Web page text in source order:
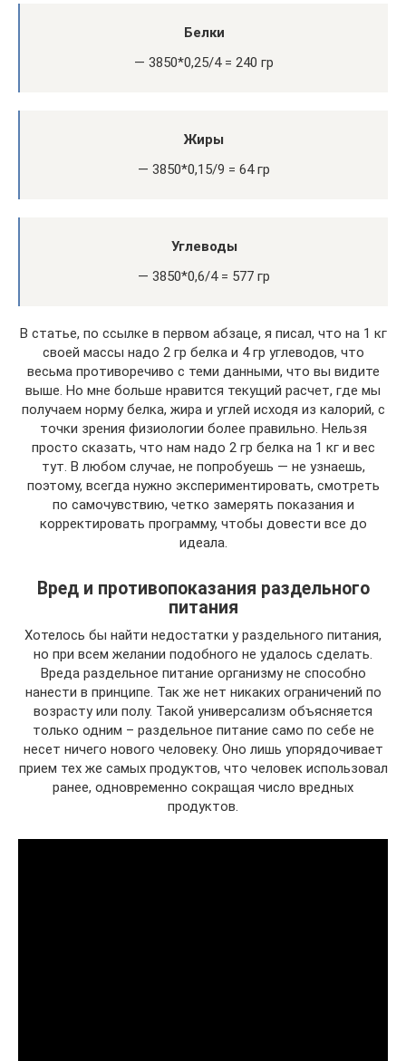
Белки
— 3850*0,25/4 = 240 гр
Жиры
— 3850*0,15/9 = 64 гр
Углеводы
— 3850*0,6/4 = 577 гр
В статье, по ссылке в первом абзаце, я писал, что на 1 кг
своей массы надо 2 гр белка и 4 гр углеводов, что
весьма противоречиво с теми данными, что вы видите
выше. Но мне больше нравится текущий расчет, где мы
получаем норму белка, жира и углей исходя из калорий, с
точки зрения физиологии более правильно. Нельзя
просто сказать, что нам надо 2 гр белка на 1 кг и вес
тут. В любом случае, не попробуешь — не узнаешь,
поэтому, всегда нужно экспериментировать, смотреть
по самочувствию, четко замерять показания и
корректировать программу, чтобы довести все до
идеала.
Вред и противопоказания раздельного
питания
Хотелось бы найти недостатки у раздельного питания,
но при всем желании подобного не удалось сделать.
Вреда раздельное питание организму не способно
нанести в принципе. Так же нет никаких ограничений по
возрасту или полу. Такой универсализм объясняется
только одним – раздельное питание само по себе не
несет ничего нового человеку. Оно лишь упорядочивает
прием тех же самых продуктов, что человек использовал
ранее, одновременно сокращая число вредных
продуктов.